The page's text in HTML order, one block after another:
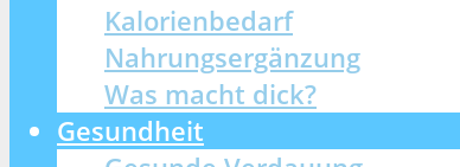
Kalorienbedarf
Nahrungsergänzung
Was macht dick?
Gesundheit